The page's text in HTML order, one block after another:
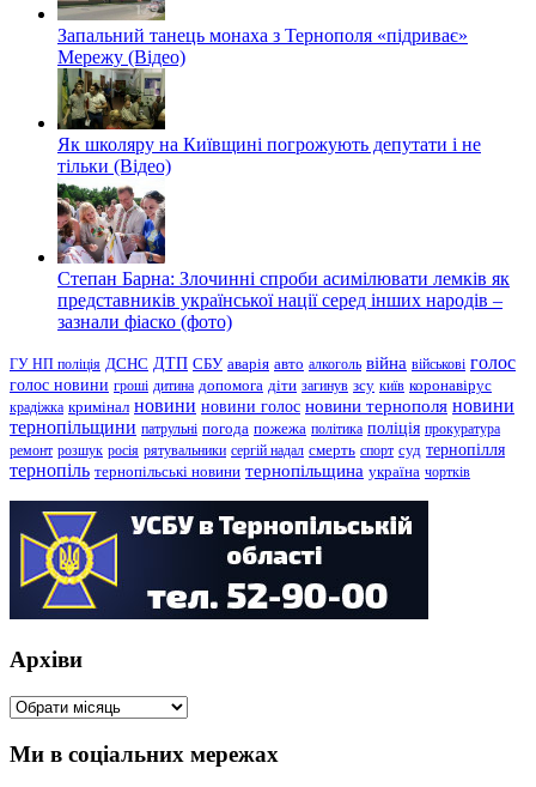
Запальний танець монаха з Тернополя «підриває»
Мережу (Відео)
Як школяру на Київщині погрожують депутати і не
тільки (Відео)
Степан Барна: Злочинні спроби асимілювати лемків як
представників української нації серед інших народів –
зазнали фіаско (фото)
ГУ НП поліція ДСНС ДТП СБУ аварія авто алкоголь війна військові голос
голос новини гроші дитина допомога діти загинув зсу київ коронавірус
крадіжка кримінал новини новини голос новини тернополя новини
тернопільщини патрульні погода пожежа політика поліція прокуратура
ремонт розшук росія рятувальники сергій надал смерть спорт суд тернопілля
тернопіль тернопільські новини тернопільщина україна чортків
Архіви
Архіви
Ми в соціальних мережах